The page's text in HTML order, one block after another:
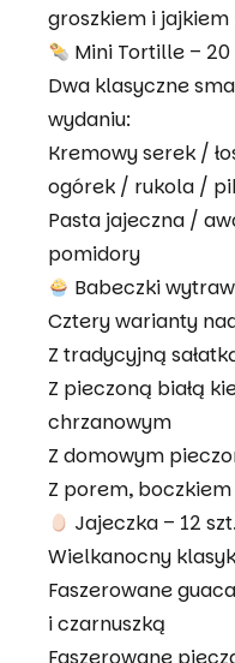
groszkiem i jajkiem
Mini Tortille – 20
Dwa klasyczne
wydaniu:
Kremowy serek /
ogórek / rukola /
Pasta jajeczna /
pomidory
Babeczki
Cztery warianty
Z tradycyjną
Z pieczoną białą
chrzanowym
Z domowym
Z porem,
Jajeczka – 12
Wielkanocny
Faszerowane
i czarnuszką